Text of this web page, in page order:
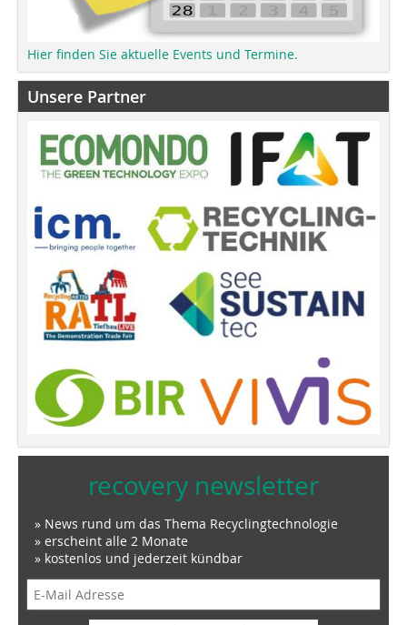
Hier finden Sie aktuelle Events und Termine.
Unsere Partner
recovery newsletter
» News rund um das Thema Recyclingtechnologie
» erscheint alle 2 Monate
» kostenlos und jederzeit kündbar